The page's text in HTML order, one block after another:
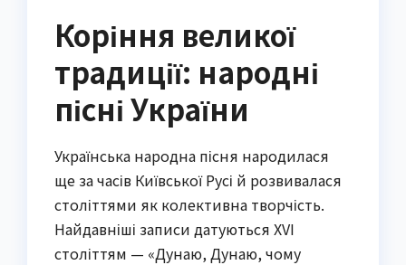
Коріння великої
традиції: народні
пісні України
Українська народна пісня народилася
ще за часів Київської Русі й розвивалася
століттями як колективна творчість.
Найдавніші записи датуються XVI
століттям — «Дунаю, Дунаю, чому